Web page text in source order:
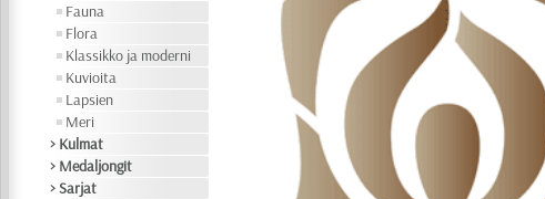
Fauna
Flora
Klassikko ja moderni
Kuvioita
Lapsien
Meri
> Kulmat
> Medaljongit
> Sarjat